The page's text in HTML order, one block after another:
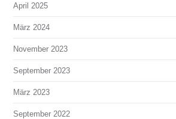
April 2025
März 2024
November 2023
September 2023
März 2023
September 2022